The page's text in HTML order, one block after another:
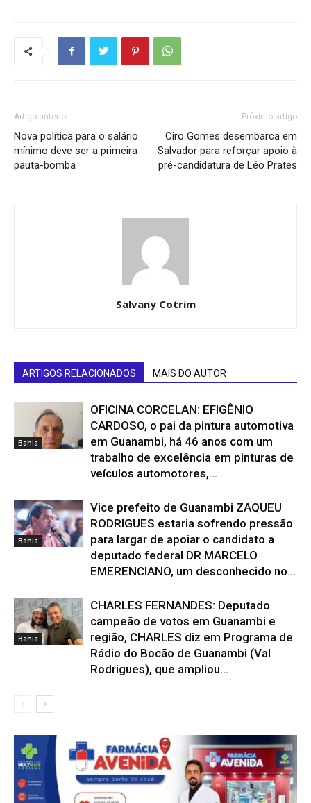
Artigo anterior
Nova política para o salário
mínimo deve ser a primeira
pauta-bomba
Próximo artigo
Ciro Gomes desembarca em
Salvador para reforçar apoio à
pré-candidatura de Léo Prates
Salvany Cotrim
ARTIGOS RELACIONADOS MAIS DO AUTOR
Bahia
OFICINA CORCELAN: EFIGÊNIO
CARDOSO, o pai da pintura automotiva
em Guanambi, há 46 anos com um
trabalho de excelência em pinturas de
veículos automotores,...
Bahia
Vice prefeito de Guanambi ZAQUEU
RODRIGUES estaria sofrendo pressão
para largar de apoiar o candidato a
deputado federal DR MARCELO
EMERENCIANO, um desconhecido no...
Bahia
CHARLES FERNANDES: Deputado
campeão de votos em Guanambi e
região, CHARLES diz em Programa de
Rádio do Bocão de Guanambi (Val
Rodrigues), que ampliou...